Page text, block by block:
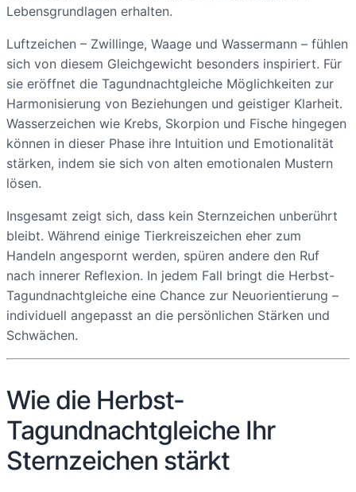
Lebensgrundlagen erhalten.
Luftzeichen – Zwillinge, Waage und Wassermann – fühlen
sich von diesem Gleichgewicht besonders inspiriert. Für
sie eröffnet die Tagundnachtgleiche Möglichkeiten zur
Harmonisierung von Beziehungen und geistiger Klarheit.
Wasserzeichen wie Krebs, Skorpion und Fische hingegen
können in dieser Phase ihre Intuition und Emotionalität
stärken, indem sie sich von alten emotionalen Mustern
lösen.
Insgesamt zeigt sich, dass kein Sternzeichen unberührt
bleibt. Während einige Tierkreiszeichen eher zum
Handeln angespornt werden, spüren andere den Ruf
nach innerer Reflexion. In jedem Fall bringt die Herbst-
Tagundnachtgleiche eine Chance zur Neuorientierung –
individuell angepasst an die persönlichen Stärken und
Schwächen.
Wie die Herbst-
Tagundnachtgleiche Ihr
Sternzeichen stärkt